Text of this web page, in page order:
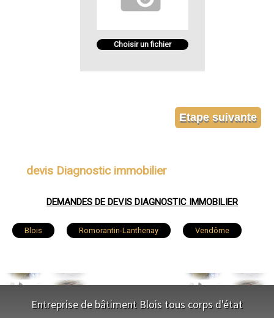
Choisir un fichier
devis Diagnostic immobilier
DEMANDES DE DEVIS DIAGNOSTIC IMMOBILIER
Blois Romorantin-Lanthenay Vendôme
Lamotte-Beuvron Selles-sur-Cher
La Chaussée-Saint-Victor Saint-Laurent-Nouan
Entreprise de bâtiment Blois tous corps d'état